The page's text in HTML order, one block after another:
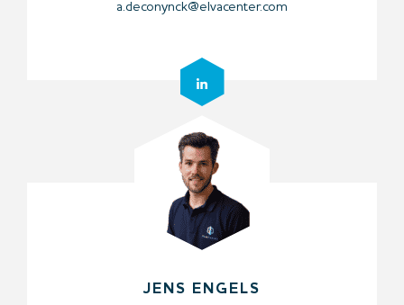
a.deconynck@elvacenter.com
JENS ENGELS